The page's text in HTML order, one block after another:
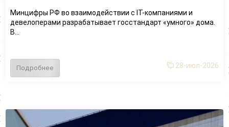
Минцифры РФ во взаимодействии с IT-компаниями и
девелоперами разрабатывает госстандарт «умного» дома.
В...
Подробнее 28-июл-2026